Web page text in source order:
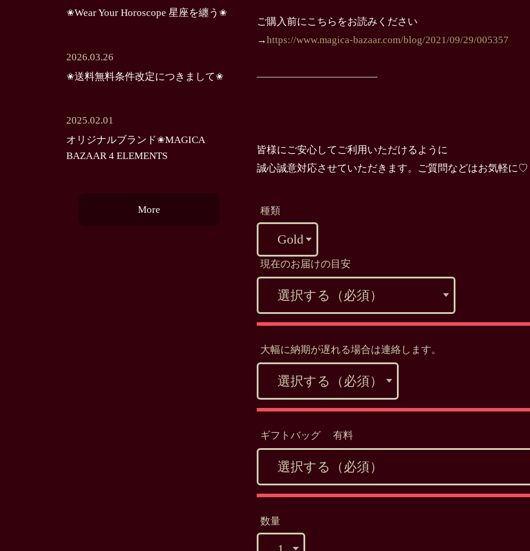
ご購入前にこちらをお読みください
→https://www.magica-bazaar.com/blog/2021/09/29/005357
————————————
皆様にご安心してご利用いただけるように
誠心誠意対応させていただきます。ご質問などはお気軽に♡
種類
現在のお届けの目安
大幅に納期が遅れる場合は連絡します。
ギフトバッグ 有料
数量
✬Wear Your Horoscope 星座を纏う✬
2026.03.26
✬送料無料条件改定につきまして✬
2025.02.01
オリジナルブランド✬MAGICA
BAZAAR 4 ELEMENTS
More